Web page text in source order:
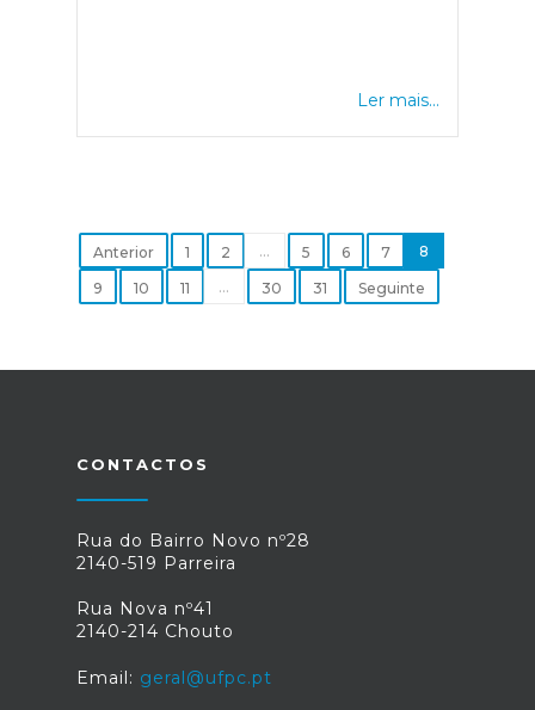
Ler mais...
Anterior 1 2 ... 5 6 7 8
9 10 11 ... 30 31 Seguinte
CONTACTOS
Rua do Bairro Novo nº28
2140-519 Parreira
Rua Nova nº41
2140-214 Chouto
Email: geral@ufpc.pt